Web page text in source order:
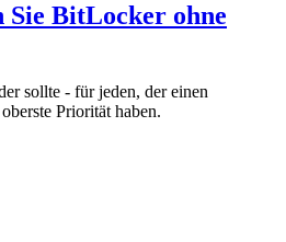
Sie BitLocker ohne
sollte - für jeden, der einen
Priorität haben.